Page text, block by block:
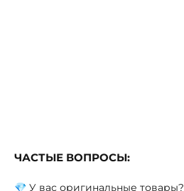
ЧАСТЫЕ ВОПРОСЫ:
💎 У вас оригинальные товары?